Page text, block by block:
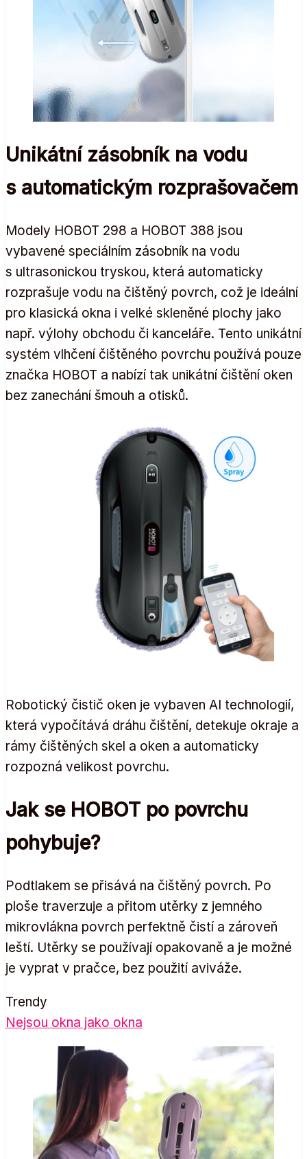
Unikátní zásobník na vodu
s automatickým rozprašovačem
Modely HOBOT 298 a HOBOT 388 jsou
vybavené speciálním zásobník na vodu
s ultrasonickou tryskou, která automaticky
rozprašuje vodu na čištěný povrch, což je ideální
pro klasická okna i velké skleněné plochy jako
např. výlohy obchodu či kanceláře. Tento unikátní
systém vlhčení čištěného povrchu používá pouze
značka HOBOT a nabízí tak unikátní čištění oken
bez zanechání šmouh a otisků.
Robotický čistič oken je vybaven AI technologií,
která vypočítává dráhu čištění, detekuje okraje a
rámy čištěných skel a oken a automaticky
rozpozná velikost povrchu.
Jak se HOBOT po povrchu
pohybuje?
Podtlakem se přisává na čištěný povrch. Po
ploše traverzuje a přitom utěrky z jemného
mikrovlákna povrch perfektně čistí a zároveň
leští. Utěrky se používají opakovaně a je možné
je vyprat v pračce, bez použití aviváže.
Trendy
Nejsou okna jako okna